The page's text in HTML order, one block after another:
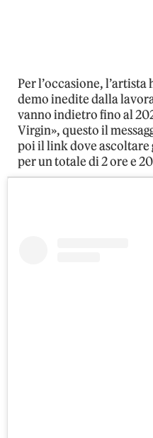
Per l’occasione, l’artista
demo inedite dalla
vanno indietro fino al
Virgin», questo il
poi il link dove
per un totale di 2 ore e